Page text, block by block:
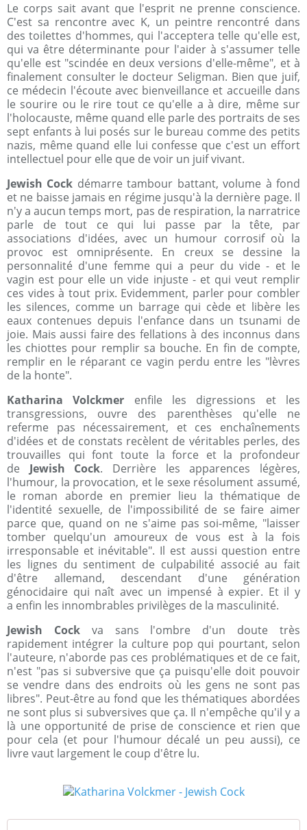
Le corps sait avant que l'esprit ne prenne conscience.
C'est sa rencontre avec K, un peintre rencontré dans
des toilettes d'hommes, qui l'acceptera telle qu'elle est,
qui va être déterminante pour l'aider à s'assumer telle
qu'elle est "scindée en deux versions d'elle-même", et à
finalement consulter le docteur Seligman. Bien que juif,
ce médecin l'écoute avec bienveillance et accueille dans
le sourire ou le rire tout ce qu'elle a à dire, même sur
l'holocauste, même quand elle parle des portraits de ses
sept enfants à lui posés sur le bureau comme des petits
nazis, même quand elle lui confesse que c'est un effort
intellectuel pour elle que de voir un juif vivant.
Jewish Cock démarre tambour battant, volume à fond
et ne baisse jamais en régime jusqu'à la dernière page. Il
n'y a aucun temps mort, pas de respiration, la narratrice
parle de tout ce qui lui passe par la tête, par
associations d'idées, avec un humour corrosif où la
provoc est omniprésente. En creux se dessine la
personnalité d'une femme qui a peur du vide - et le
vagin est pour elle un vide injuste - et qui veut remplir
ces vides à tout prix. Evidemment, parler pour combler
les silences, comme un barrage qui cède et libère les
eaux contenues depuis l'enfance dans un tsunami de
joie. Mais aussi faire des fellations à des inconnus dans
les chiottes pour remplir sa bouche. En fin de compte,
remplir en le réparant ce vagin perdu entre les "lèvres
de la honte".
Katharina Volckmer enfile les digressions et les
transgressions, ouvre des parenthèses qu'elle ne
referme pas nécessairement, et ces enchaînements
d'idées et de constats recèlent de véritables perles, des
trouvailles qui font toute la force et la profondeur
de Jewish Cock. Derrière les apparences légères,
l'humour, la provocation, et le sexe résolument assumé,
le roman aborde en premier lieu la thématique de
l'identité sexuelle, de l'impossibilité de se faire aimer
parce que, quand on ne s'aime pas soi-même, "laisser
tomber quelqu'un amoureux de vous est à la fois
irresponsable et inévitable". Il est aussi question entre
les lignes du sentiment de culpabilité associé au fait
d'être allemand, descendant d'une génération
génocidaire qui naît avec un impensé à expier. Et il y
a enfin les innombrables privilèges de la masculinité.
Jewish Cockva sans l'ombre d'un doute très
rapidement intégrer la culture pop qui pourtant, selon
l'auteure, n'aborde pas ces problématiques et de ce fait,
n'est "pas si subversive que ça puisqu'elle doit pouvoir
se vendre dans des endroits où les gens ne sont pas
libres". Peut-être au fond que les thématiques abordées
ne sont plus si subversives que ça. Il n'empêche qu'il y a
là une opportunité de prise de conscience et rien que
pour cela (et pour l'humour décalé un peu aussi), ce
livre vaut largement le coup d'être lu.